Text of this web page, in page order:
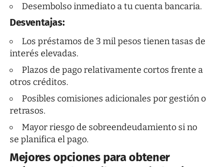
Desembolso inmediato a tu cuenta bancaria.
Desventajas:
Los préstamos de 3 mil pesos tienen tasas de
interés elevadas.
Plazos de pago relativamente cortos frente a
otros créditos.
Posibles comisiones adicionales por gestión o
retrasos.
Mayor riesgo de sobreendeudamiento si no
se planifica el pago.
Mejores opciones para obtener